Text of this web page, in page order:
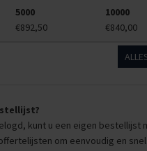
5000
10000
€892,50 €840,00
kunt u een eigen bestellijst
om eenvoudig en